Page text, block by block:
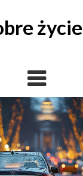
życie